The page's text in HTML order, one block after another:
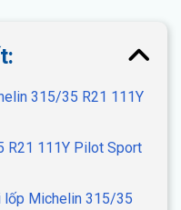
315/35 R21 111Y
R21 111Y Pilot Sport
lốp Michelin 315/35